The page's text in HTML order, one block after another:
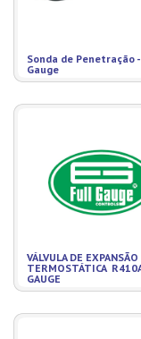
Sonda de Penetração
Gauge
VÁLVULA DE EXPANSÃO
TERMOSTÁTICA
GAUGE